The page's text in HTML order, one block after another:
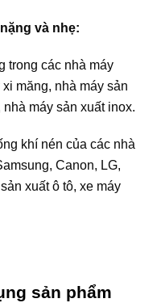
và nhẹ:
trong các nhà máy
măng, nhà máy sản
máy sản xuất inox.
khí nén của các nhà
Canon, LG,
xuất ô tô, xe máy
sản phẩm